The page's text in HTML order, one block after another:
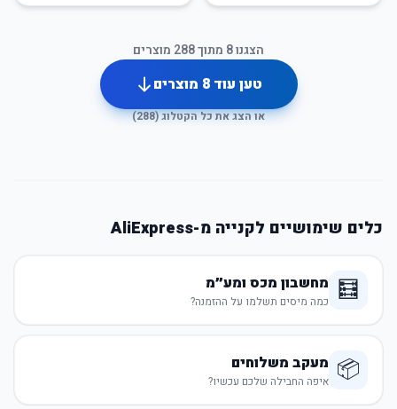
הצגנו8 מתוך288 מוצרים
טען עוד8 מוצרים
או הצג את כל הקטלוג (288
)
כלים שימושיים לקנייה מ-AliExpress
🧮 מחשבון מכס ומע״מ
כמה מיסים תשלמו על ההזמנה?
📦 מעקב משלוחים
איפה החבילה שלכם עכשיו?